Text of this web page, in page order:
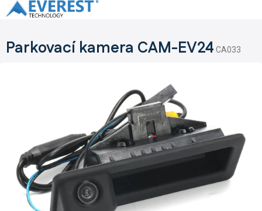
Přejít
na
Parkovací kamera CAM-EV24 CA033